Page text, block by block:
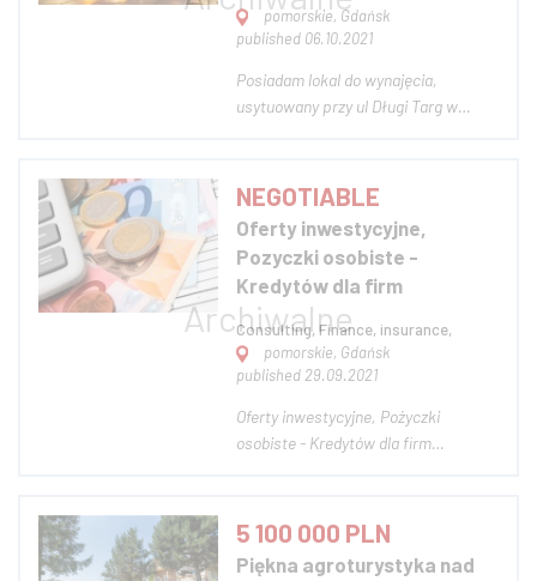
pomorskie, Gdańsk
published 06.10.2021
Posiadam lokal do wynajęcia,
usytuowany przy ul Długi Targ w
system alarmowy, monitoring,
możliwość adaptacji ogródka. Więcej
informacji tel. Zapraszam do kontaktu
tylko powa...
NEGOTIABLE
Oferty inwestycyjne,
Pozyczki osobiste -
Kredytów dla firm
Consulting, Finance, insurance,
pomorskie, Gdańsk
published 29.09.2021
Oferty inwestycyjne, Pożyczki
osobiste - Kredytów dla firm
gospodarcze, które posiadają
potencjał rozwoju, jednak z rożnych
względów nie mogące w pełni
5 100 000 PLN
Piękna agroturystyka nad